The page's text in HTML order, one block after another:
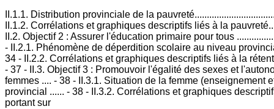
II.1.1. Distribution provinciale de la
II.1.2. Corrélations et graphiques descriptifs liés à la
II.2. Objectif 2 : Assurer l'éducation primaire pour tous
- II.2.1. Phénomène de déperdition scolaire au niveau
34 - II.2.2. Corrélations et graphiques descriptifs liés à la
- 37 - II.3. Objectif 3 : Promouvoir l'égalité des sexes et
femmes .... - 38 - II.3.1. Situation de la femme (enseignement
provincial ...... - 38 - II.3.2. Corrélations et graphiques
portant sur